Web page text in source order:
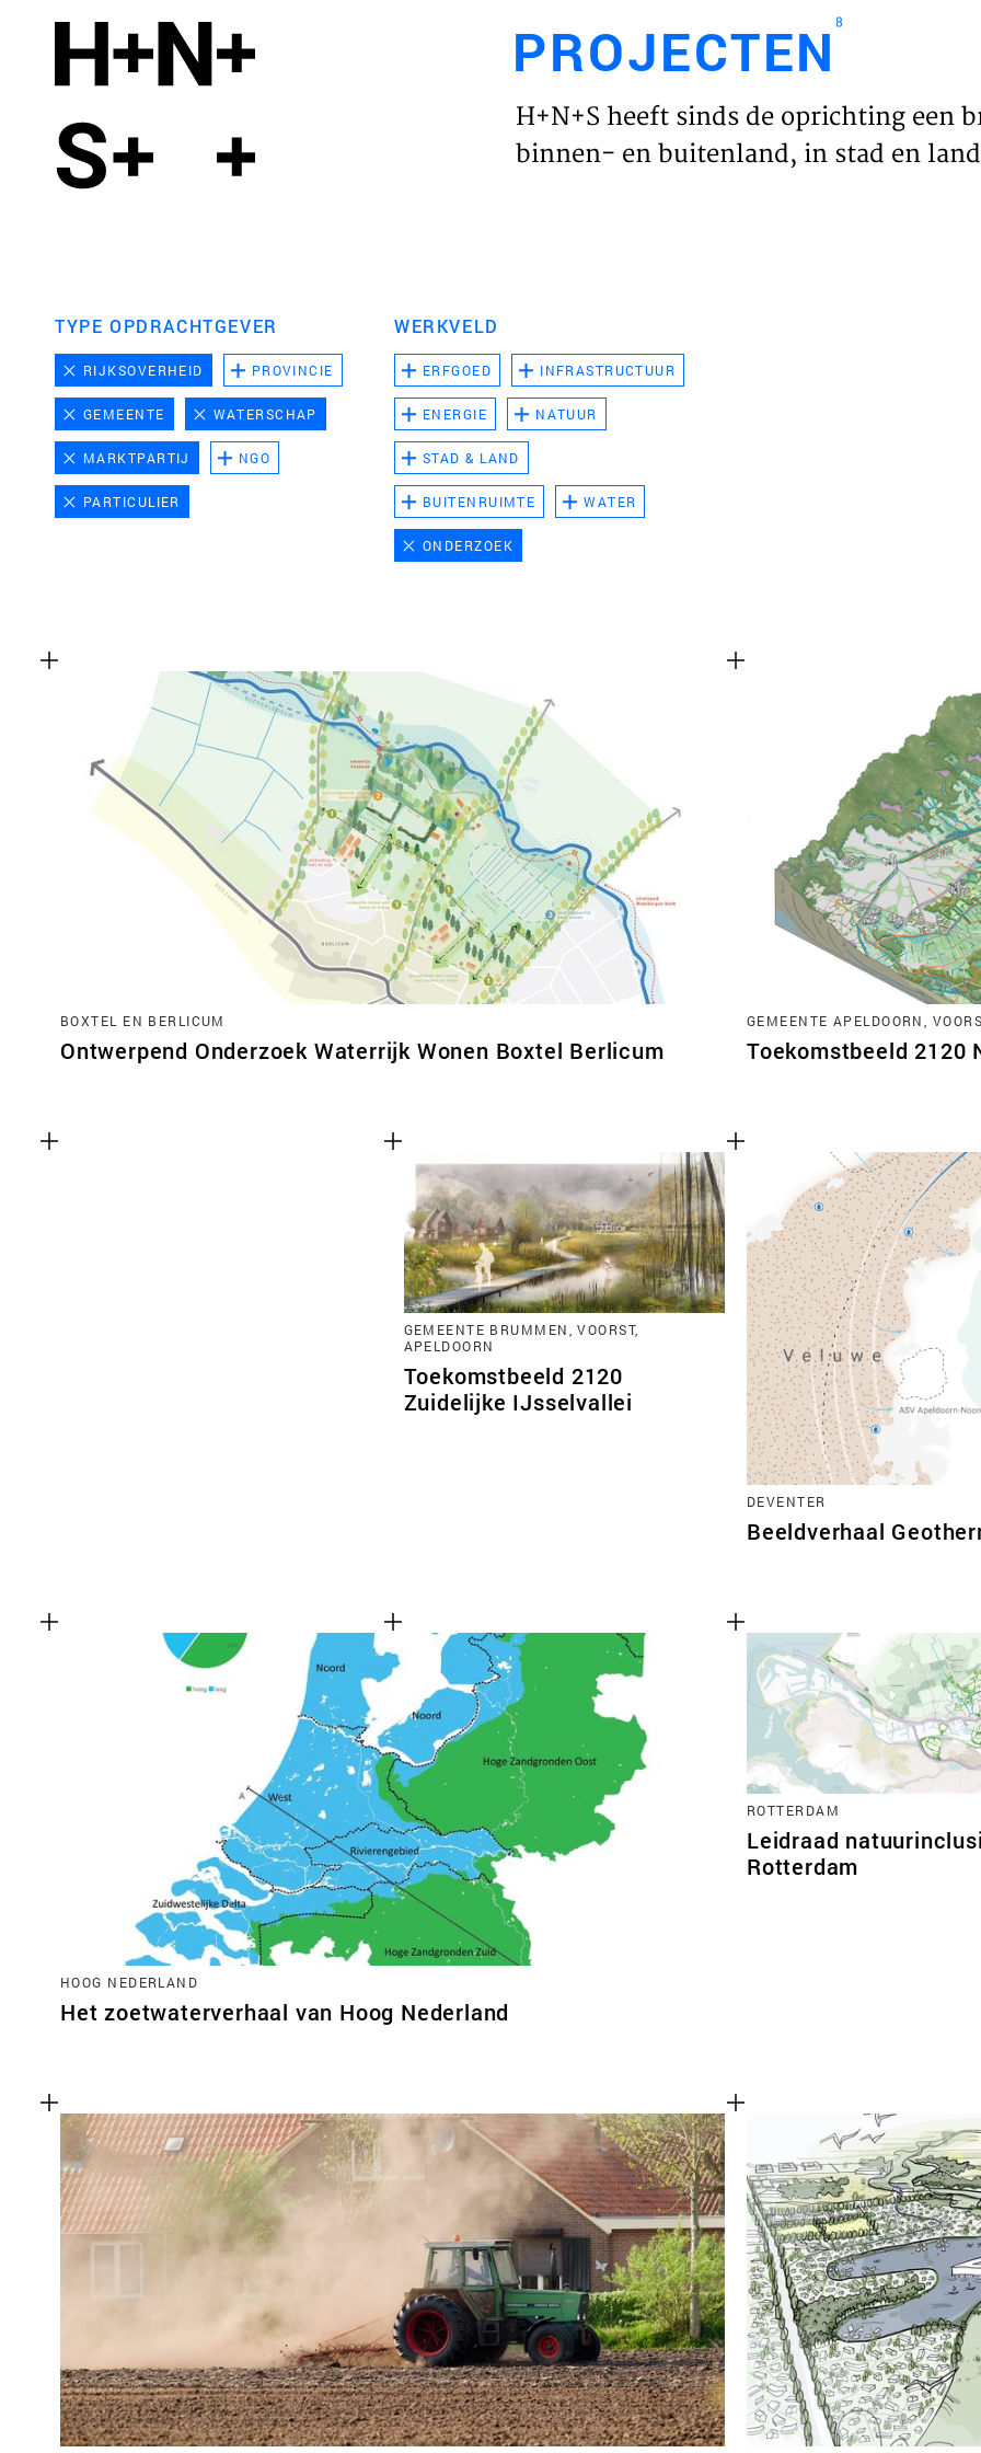
HOME
PROJECTEN8
H+N+S heeft sinds de oprichting een
binnen- en buitenland, in stad en
TYPE OPDRACHTGEVER
RIJKSOVERHEID PROVINCIE
GEMEENTE WATERSCHAP
MARKTPARTIJ NGO
PARTICULIER
WERKVELD
ERFGOED INFRASTRUCTUUR
ENERGIE NATUUR
STAD & LAND
BUITENRUIMTE WATER
ONDERZOEK
BOXTEL EN BERLICUM
Ontwerpend Onderzoek Waterrijk Wonen Boxtel Berlicum
GEMEENTE APELDOORN,
Toekomstbeeld 2120
GEMEENTE BRUMMEN, VOORST,
APELDOORN
Toekomstbeeld 2120
Zuidelijke IJsselvallei
DEVENTER
Beeldverhaal
HOOG NEDERLAND
Het zoetwaterverhaal van Hoog Nederland
ROTTERDAM
Leidraad
Rotterdam
Functionele cookies Cookies van